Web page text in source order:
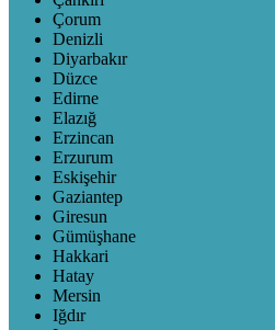
Çorum
Denizli
Diyarbakır
Düzce
Edirne
Elazığ
Erzincan
Erzurum
Eskişehir
Gaziantep
Giresun
Gümüşhane
Hakkari
Hatay
Mersin
Iğdır